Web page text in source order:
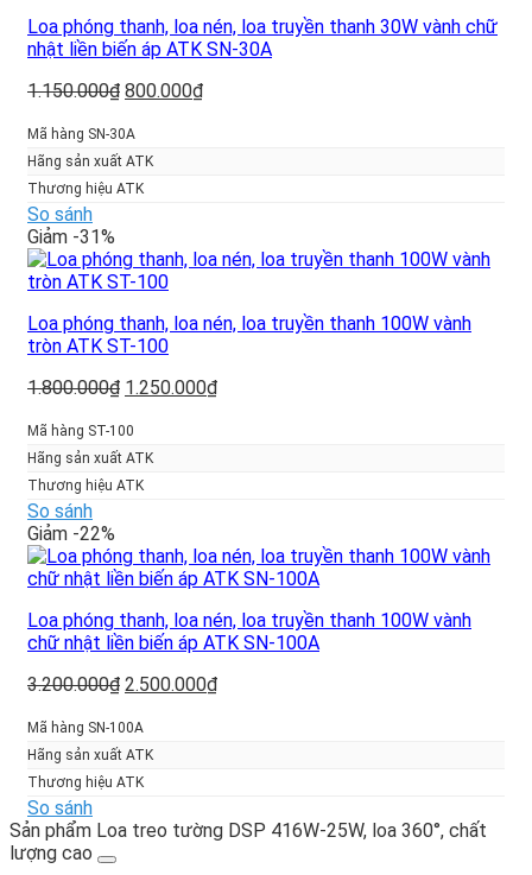
Loa phóng thanh, loa nén, loa truyền thanh 30W vành chữ
nhật liền biến áp ATK SN-30A
1.150.000₫ Giá
là:
1.150.000₫.
800.000₫Giá
Mã hàng SN-30A
Hãng sản xuất ATK
Thương hiệu ATK
So sánh
Giảm -31%
Loa phóng thanh, loa nén, loa truyền thanh 100W vành
tròn ATK ST-100
1.800.000₫ Giá
là:
1.800.000₫.
1.250.000₫Giá
Mã hàng ST-100
Hãng sản xuất ATK
Thương hiệu ATK
So sánh
Giảm -22%
Loa phóng thanh, loa nén, loa truyền thanh 100W vành
chữ nhật liền biến áp ATK SN-100A
3.200.000₫ Giá
là:
3.200.000₫.
2.500.000₫Giá
Mã hàng SN-100A
Hãng sản xuất ATK
Thương hiệu ATK
So sánh
Sản phẩm Loa treo tường DSP 416W-25W, loa 360°, chất
lượng cao